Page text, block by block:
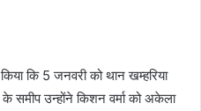
कि 5 जनवरी को थान खम्हरिया
समीप उन्होंने किशन वर्मा को अकेला